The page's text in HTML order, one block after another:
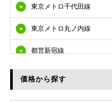
目黒区
大田区
世田谷区
渋谷区
練馬区
東京メトロ千代田線
東京メトロ丸ノ内線
都営新宿線
価格から探す